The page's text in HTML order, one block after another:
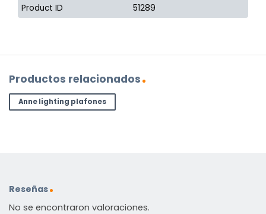
Product ID 51289
Productos relacionados
Anne lighting plafones
Reseñas
No se encontraron valoraciones.